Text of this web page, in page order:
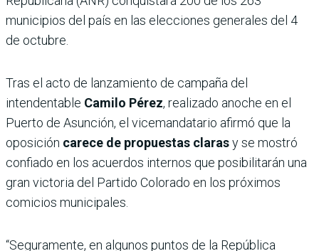
municipios del país en las elecciones generales del 4
de octubre.
Tras el acto de lanzamiento de campaña del
intendentable Camilo Pérez, realizado anoche en el
Puerto de Asunción, el vicemandatario afirmó que la
oposición carece de propuestas clarasy se mostró
confiado en los acuerdos internos que posibilitarán una
gran victoria del Partido Colorado en los próximos
comicios municipales.
“Seguramente, en algunos puntos de la República